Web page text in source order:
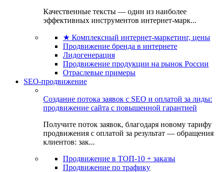
Качественные тексты — один из наиболее
эффективных инструментов интернет-марк...
★ Комплексный интернет-маркетинг, цены
Продвижение бренда в интернете
Лидогенерация
Продвижение продукции на рынок России
Отраслевые примеры
SEO-продвижение
Создание потока заявок с SEO и оплатой за лиды:
продвижение сайта с повышенной гарантией
Получите поток заявок, благодаря новому тарифу
продвижения с оплатой за результат — обращения
клиентов: зак...
Продвижение в ТОП-10 + заказы
Продвижение по трафику